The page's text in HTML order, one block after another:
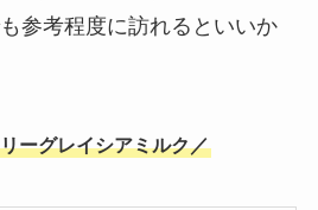
参考程度に訪れるといいか
ーグレイシアミルク／